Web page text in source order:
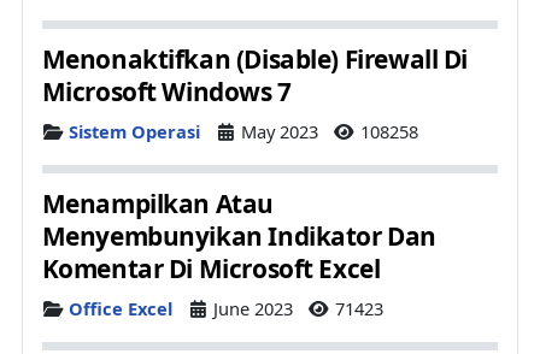
Menonaktifkan (Disable) Firewall Di
Microsoft Windows 7
Details
Sistem Operasi May 2023 108258
Menampilkan Atau
Menyembunyikan Indikator Dan
Komentar Di Microsoft Excel
Details
Office Excel June 2023 71423